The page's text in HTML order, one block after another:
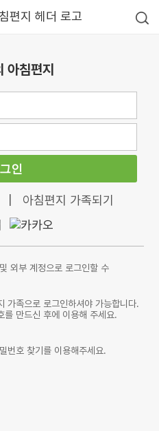
아침편지
인
아침편지 가족되기
외부 계정으로 로그인할 수
가족으로 로그인하셔야 가능합니다.
를 만드신 후에 이용해 주세요.
번호 찾기를 이용해주세요.